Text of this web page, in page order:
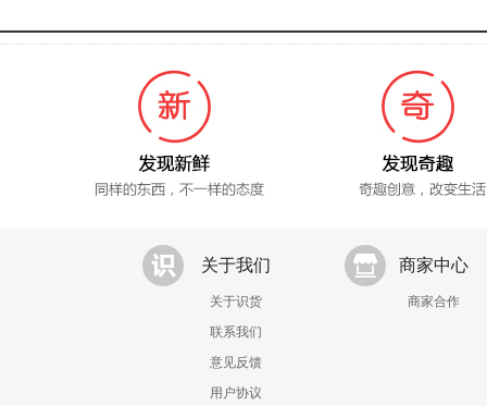
关于我们
关于识货
联系我们
意见反馈
用户协议
商家中心
商家合作